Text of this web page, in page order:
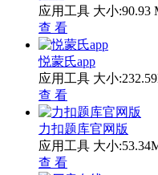
应用工具 大小:90.93
查 看
悦蒙氏app
应用工具 大小
查 看
力扣题库官网版
应用工具 大小
查 看